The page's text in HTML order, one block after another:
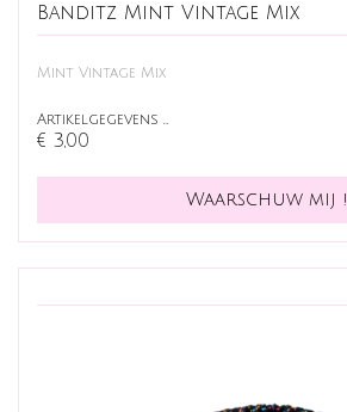
Banditz Mint Vintage Mix
Mint Vintage Mix
Artikelgegevens …
€ 3,00
Waarschuw mij !